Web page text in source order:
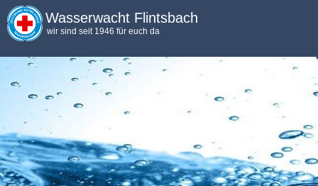
Wasserwacht Flintsbach
wir sind seit 1946 für euch da